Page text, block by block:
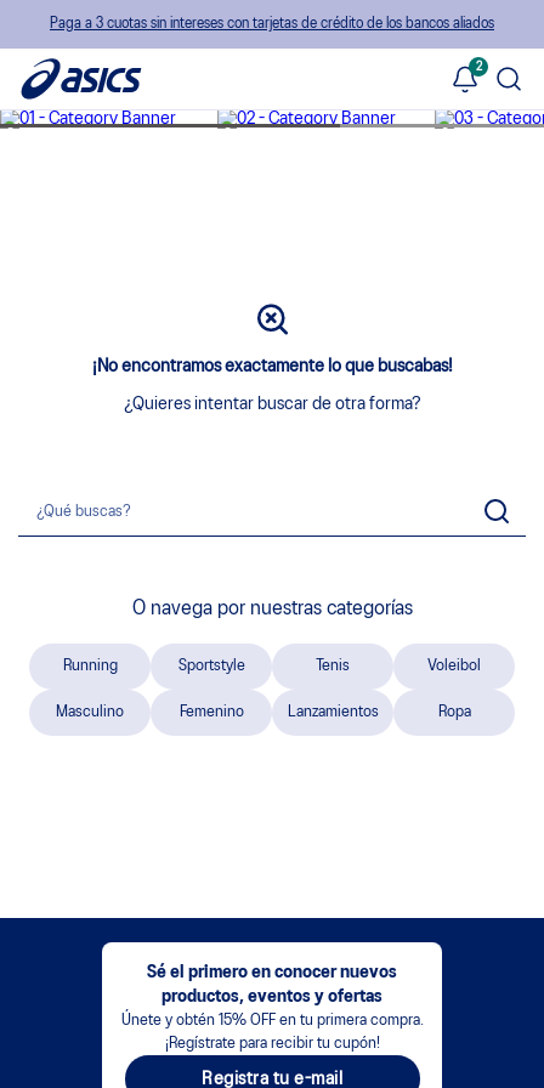
Paga a 3 cuotas sin intereses con tarjetas de crédito de los bancos aliados
2
¡No encontramos exactamente lo que buscabas!
¿Quieres intentar buscar de otra forma?
O navega por nuestras categorías
Running Sportstyle Tenis Voleibol
Masculino Femenino Lanzamientos Ropa
Sé el primero en conocer nuevos
productos, eventos y ofertas
Únete y obtén 15% OFF en tu primera compra.
¡Regístrate para recibir tu cupón!
Registra tu e-mail